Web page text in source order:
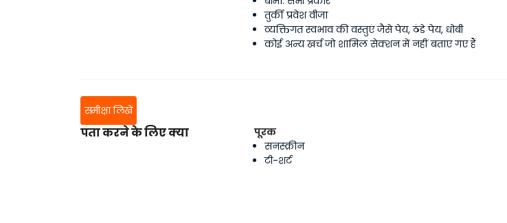
तुर्की प्रवेश वीजा
व्यक्तिगत स्वभाव की वस्तुएं जैसे पेय, ठंडे पेय, धोबी
कोई अन्य खर्च जो शामिल सेक्शन में नहीं बताए गए हैं
समीक्षा लिखें
पता करने के लिए क्या
पूरक
सनस्क्रीन
टी-शर्ट